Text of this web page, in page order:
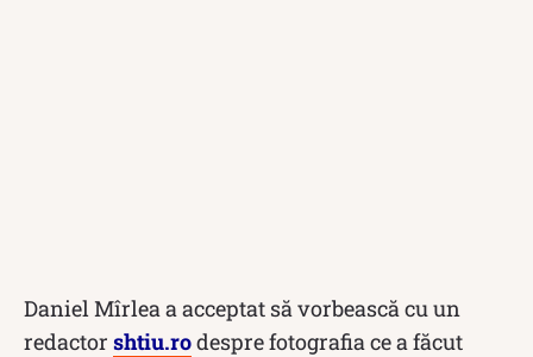
Daniel Mîrlea a acceptat să vorbească cu un
redactor shtiu.rodespre fotografia ce a făcut